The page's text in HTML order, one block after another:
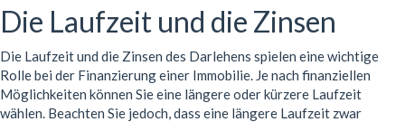
Die Laufzeit und die Zinsen
Die Laufzeit und die Zinsen des Darlehens spielen eine wichtige
Rolle bei der Finanzierung einer Immobilie. Je nach finanziellen
Möglichkeiten können Sie eine längere oder kürzere Laufzeit
wählen. Beachten Sie jedoch, dass eine längere Laufzeit zwar